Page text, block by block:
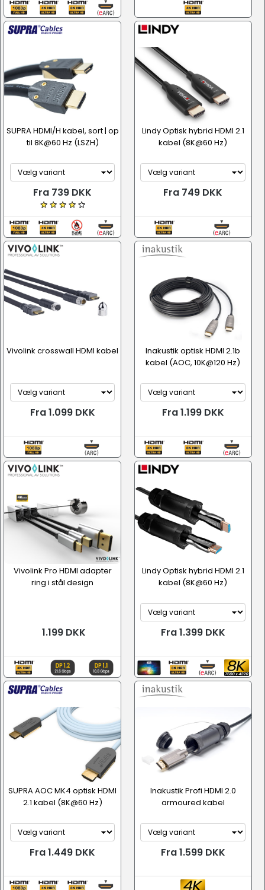
SUPRA HDMI/H kabel, sort | op
til 8K@60 Hz (LSZH)
Fra 739 DKK
Lindy Optisk hybrid HDMI 2.1
kabel (8K@60 Hz)
Fra 749 DKK
Vivolink crosswall HDMI kabel
Fra 1.099 DKK
Inakustik optisk HDMI 2.1b
kabel (AOC, 10K@120 Hz)
Fra 1.199 DKK
Vivolink Pro HDMI adapter
ring i stål design
1.199 DKK
Lindy Optisk hybrid HDMI 2.1
kabel (8K@60 Hz)
Fra 1.399 DKK
SUPRA AOC MK4 optisk HDMI
2.1 kabel (8K@60 Hz)
Fra 1.449 DKK
Inakustik Profi HDMI 2.0
armoured kabel
Fra 1.599 DKK